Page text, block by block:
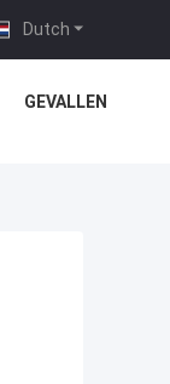
Dutch
GEVALLEN